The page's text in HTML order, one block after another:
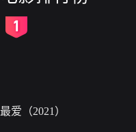
最爱（2021）